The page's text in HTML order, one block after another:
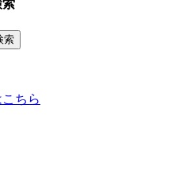
索
索
ちら